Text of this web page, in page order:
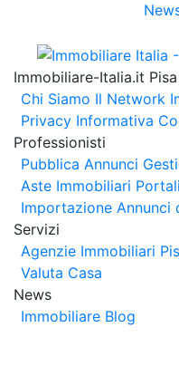
Immobiliare-Italia.it Pisa
Chi Siamo Il Network
Privacy Informativa
Professionisti
Pubblica Annunci
Aste Immobiliari
Importazione Annunci
Servizi
Agenzie Immobiliari
Valuta Casa
News
Immobiliare Blog